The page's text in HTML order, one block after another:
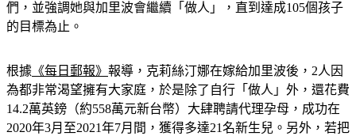
的目標為止。
為都非常渴望擁有大家庭，於是除了自行「做人」外，還花費
14.2萬英鎊（約558萬元新台幣）大肆聘請代理孕母，成功在
2020年3月至2021年7月間，獲得多達21名新生兒。另外，若把
克莉絲汀娜在前段婚姻產下的8歲女兒也算在內，2人婚後等於